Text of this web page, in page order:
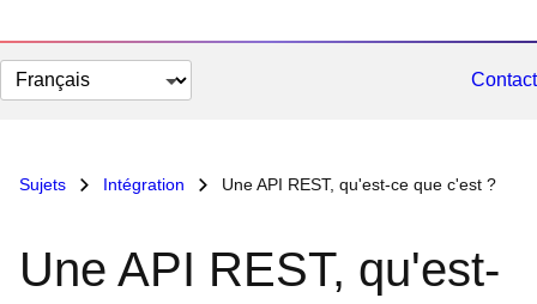
Changer
la
Contact
Sujets Intégration Une API REST, qu'est-ce que c'est ?
Une API REST, qu'est-